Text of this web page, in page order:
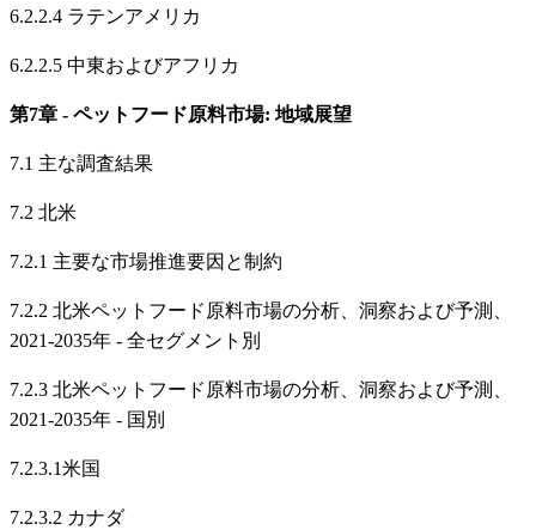
6.2.2.4 ラテンアメリカ
6.2.2.5 中東およびアフリカ
第7章 - ペットフード原料市場: 地域展望
7.1 主な調査結果
7.2 北米
7.2.1 主要な市場推進要因と制約
7.2.2 北米ペットフード原料市場の分析、洞察および予測、
2021-2035年 - 全セグメント別
7.2.3 北米ペットフード原料市場の分析、洞察および予測、
2021-2035年 - 国別
7.2.3.1米国
7.2.3.2 カナダ